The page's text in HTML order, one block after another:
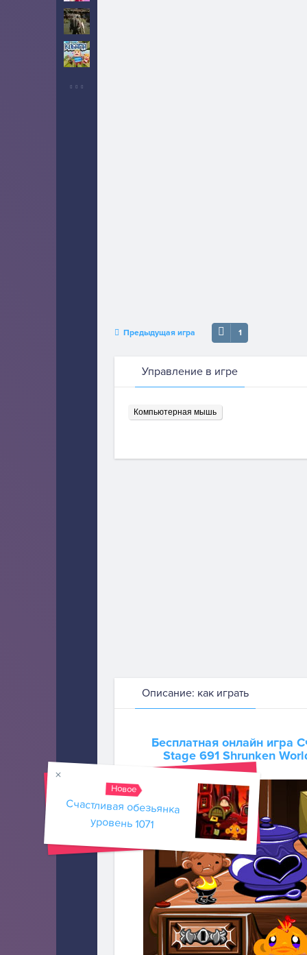
Предыдущая игра 1
Управление в игре
Компьютерная мышь
Описание: как играть
Бесплатная онлайн игра
Stage 691 Shrunken
Новое
Счастливая обезьянка
уровень 1071